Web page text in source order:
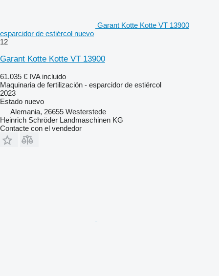
Garant Kotte Kotte VT 13900
esparcidor de estiércol nuevo
12
Garant Kotte Kotte VT 13900
61.035 € IVA incluido
Maquinaria de fertilización - esparcidor de estiércol
2023
Estado nuevo
Alemania, 26655 Westerstede
Heinrich Schröder Landmaschinen KG
Contacte con el vendedor